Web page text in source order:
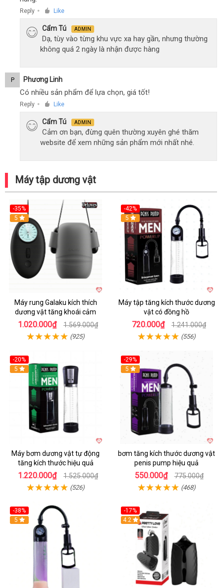
Reply ● Like
Cẩm Tú ADMIN
Dạ, tùy vào từng khu vực xa hay gần, nhưng thường
không quá 2 ngày là nhận được hàng
P Phương Linh
Có nhiều sản phẩm để lựa chọn, giá tốt!
Reply ● Like
Cẩm Tú ADMIN
Cảm ơn bạn, đừng quên thường xuyên ghé thăm
website để xem những sản phẩm mới nhất nhé.
Máy tập dương vật
-35%
Hot
5
Máy rung Galaku kích thích
dương vật tăng khoái cảm
1.020.000₫ 1.569.000₫
(925)
-42%
5
Máy tập tăng kích thước dương
vật có đồng hồ
720.000₫ 1.241.000₫
(556)
-20%
5
Máy bơm dương vật tự động
tăng kích thước hiệu quả
1.220.000₫ 1.525.000₫
(526)
-29%
5
bơm tăng kích thước dương vật
penis pump hiệu quả
550.000₫ 775.000₫
(468)
-38%
Hot
5
-17%
4.2